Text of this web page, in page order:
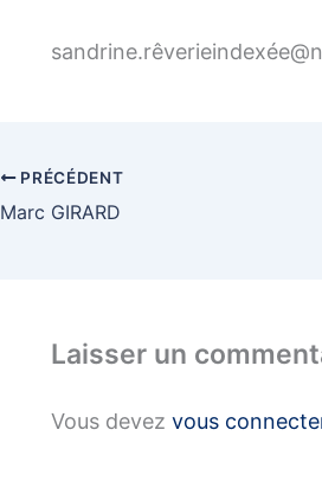
PRÉCÉDENT
Marc GIRARD
Laisser un
Vous devez vous